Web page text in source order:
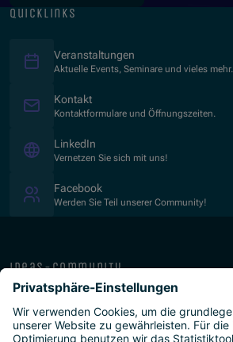
quicklinks
Veranstaltungen
Aktuelle Events, Seminare und vieles mehr.
Kontakt
Kontaktformulare und Öffnungszeiten.
LinkedIn
Vernetzen Sie sich mit uns!
Facebook(Öffnet in neuem Fenster)
Werden Sie Teil unserer Community!
ideas-community
über die isb
public-private
programme
newsletter
presse